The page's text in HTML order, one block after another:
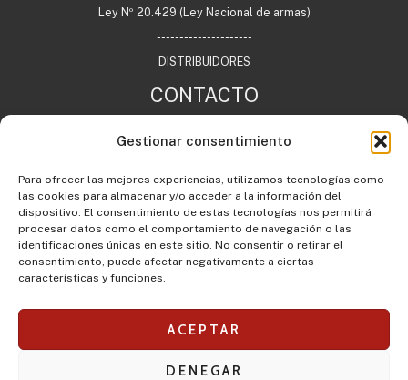
Gestionar consentimiento
Para ofrecer las mejores experiencias, utilizamos tecnologías como
las cookies para almacenar y/o acceder a la información del
dispositivo. El consentimiento de estas tecnologías nos permitirá
procesar datos como el comportamiento de navegación o las
identificaciones únicas en este sitio. No consentir o retirar el
consentimiento, puede afectar negativamente a ciertas
características y funciones.
ACEPTAR
DENEGAR
Ley Nº 20.429 (Ley Nacional de armas)
---------------------
DISTRIBUIDORES
CONTACTO
info@agargentina.com
Argentina